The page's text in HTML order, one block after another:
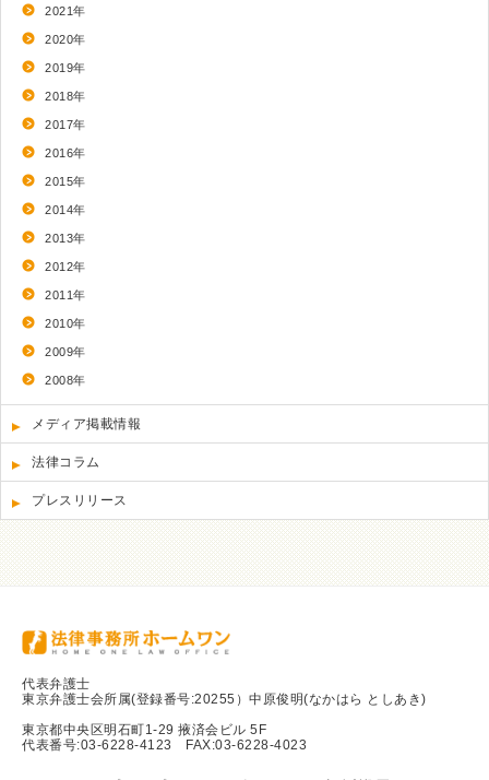
2021年
2020年
2019年
2018年
2017年
2016年
2015年
2014年
2013年
2012年
2011年
2010年
2009年
2008年
メディア掲載情報
法律コラム
プレスリリース
代表弁護士
東京弁護士会所属(登録番号:20255）中原俊明(なかはら としあき)
東京都中央区明石町1-29 掖済会ビル 5F
代表番号:03-6228-4123 FAX:03-6228-4023